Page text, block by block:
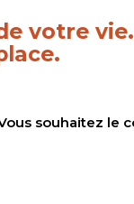
votre
souhaitez le